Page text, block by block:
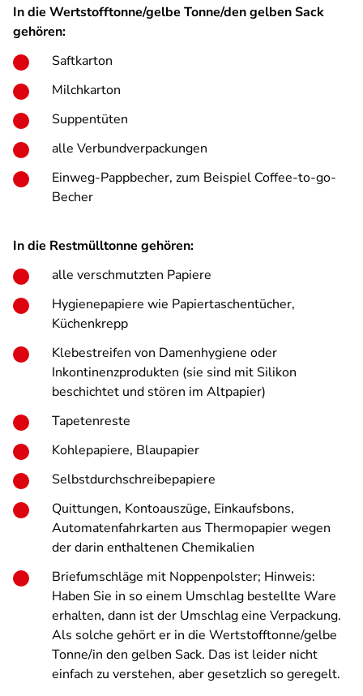
In die Wertstofftonne/gelbe Tonne/den gelben Sack
gehören:
Saftkarton
Milchkarton
Suppentüten
alle Verbundverpackungen
Einweg-Pappbecher, zum Beispiel Coffee-to-go-
Becher
In die Restmülltonne gehören:
alle verschmutzten Papiere
Hygienepapiere wie Papiertaschentücher,
Küchenkrepp
Klebestreifen von Damenhygiene oder
Inkontinenzprodukten (sie sind mit Silikon
beschichtet und stören im Altpapier)
Tapetenreste
Kohlepapiere, Blaupapier
Selbstdurchschreibepapiere
Quittungen, Kontoauszüge, Einkaufsbons,
Automatenfahrkarten aus Thermopapier wegen
der darin enthaltenen Chemikalien
Briefumschläge mit Noppenpolster; Hinweis:
Haben Sie in so einem Umschlag bestellte Ware
erhalten, dann ist der Umschlag eine Verpackung.
Als solche gehört er in die Wertstofftonne/gelbe
Tonne/in den gelben Sack. Das ist leider nicht
einfach zu verstehen, aber gesetzlich so geregelt.